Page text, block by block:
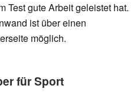
Test gute Arbeit geleistet hat.
ist über einen
möglich.
für Sport